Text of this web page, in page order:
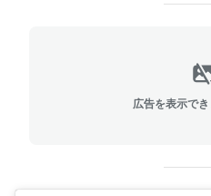
広告を表示で